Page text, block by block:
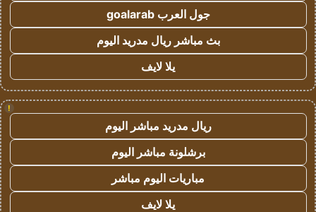
جول العرب goalarab
بث مباشر ريال مدريد اليوم
يلا لايف
!
ريال مدريد مباشر اليوم
برشلونة مباشر اليوم
مباريات اليوم مباشر
يلا لايف